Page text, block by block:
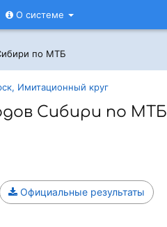
О системе
по МТБ
Имитационный круг
Сибири по МТБ
Официальные результаты